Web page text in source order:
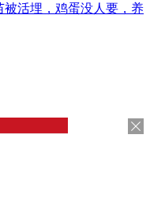
活埋，鸡蛋没人要，养